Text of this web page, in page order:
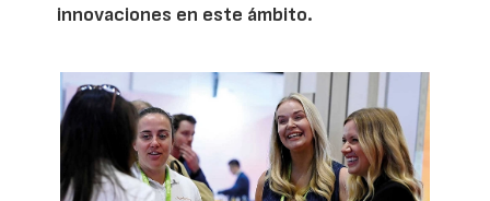
innovaciones en este ámbito.